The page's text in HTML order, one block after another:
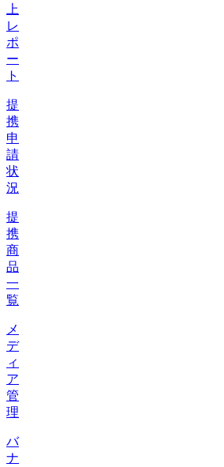
上
レ
ポ
ー
ト
提
携
申
請
状
況
提
携
商
品
一
覧
メ
デ
ィ
ア
管
理
バ
ナ